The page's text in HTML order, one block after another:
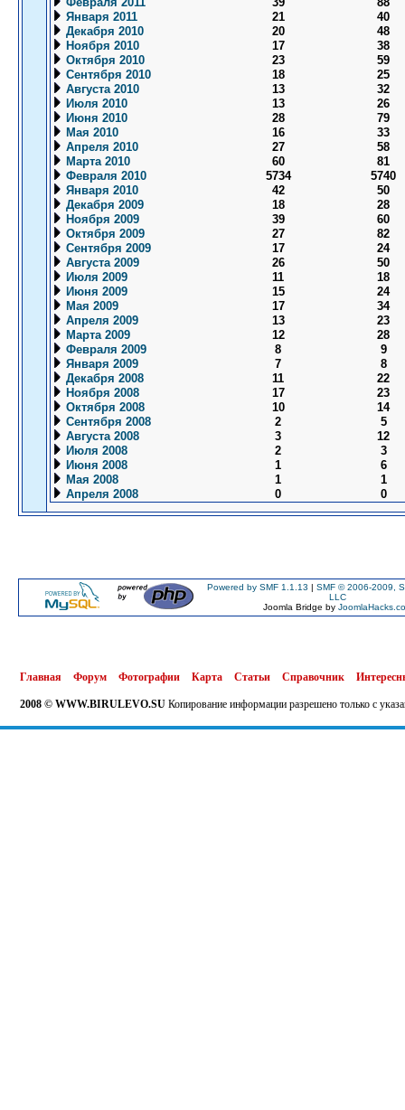
Января 2011
21
40
Декабря 2010
20
48
Ноября 2010
17
38
Октября 2010
23
59
Сентября 2010
18
25
Августа 2010
13
32
Июля 2010
13
26
Июня 2010
28
79
Мая 2010
16
33
Апреля 2010
27
58
Марта 2010
60
81
Февраля 2010
5734
5740
Января 2010
42
50
Декабря 2009
18
28
Ноября 2009
39
60
Октября 2009
27
82
Сентября 2009
17
24
Августа 2009
26
50
Июля 2009
11
18
Июня 2009
15
24
Мая 2009
17
34
Апреля 2009
13
23
Марта 2009
12
28
Февраля 2009
8
9
Января 2009
7
8
Декабря 2008
11
22
Ноября 2008
17
23
Октября 2008
10
14
Сентября 2008
2
5
Августа 2008
3
12
Июля 2008
2
3
Июня 2008
1
6
Мая 2008
1
1
Апреля 2008
0 0
Powered by SMF 1.1.13 | SMF © 2006-2009,
LLC
Joomla Bridge by
Главная Форум Фотографии Карта Статьи Справочник
2008 © WWW.BIRULEVO.SU Копирование информации разрешено только с